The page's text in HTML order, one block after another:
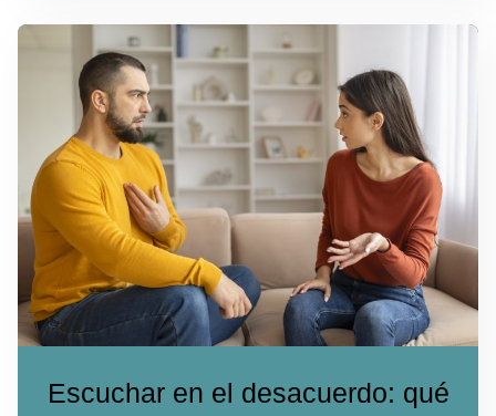
Escuchar en el desacuerdo: qué